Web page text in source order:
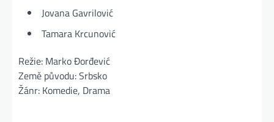
Jovana Gavrilović
Tamara Krcunović
Režie: Marko Đorđević
Země původu: Srbsko
Žánr: Komedie, Drama